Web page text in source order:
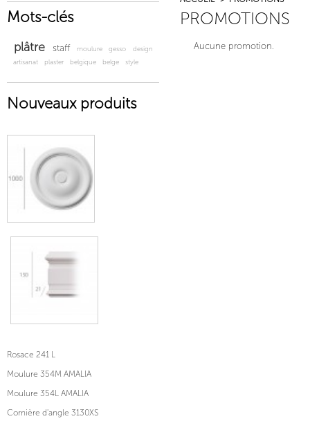
Mots-clés
plâtre staff moulure gesso
design
artisanat
plaster belgique belge style
Nouveaux produits
Rosace 241 L
Moulure 354M AMALIA
Moulure 354L AMALIA
Cornière d'angle 3130XS
PROMOTIONS
Aucune promotion.